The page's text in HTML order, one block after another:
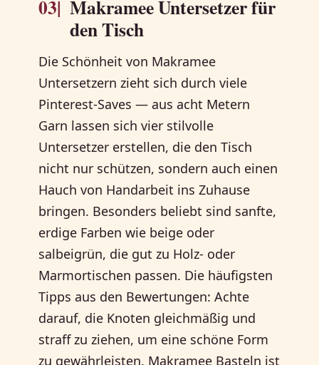
03| Makramee Untersetzer für
den Tisch
Die Schönheit von Makramee
Untersetzern zieht sich durch viele
Pinterest-Saves — aus acht Metern
Garn lassen sich vier stilvolle
Untersetzer erstellen, die den Tisch
nicht nur schützen, sondern auch einen
Hauch von Handarbeit ins Zuhause
bringen. Besonders beliebt sind sanfte,
erdige Farben wie beige oder
salbeigrün, die gut zu Holz- oder
Marmortischen passen. Die häufigsten
Tipps aus den Bewertungen: Achte
darauf, die Knoten gleichmäßig und
straff zu ziehen, um eine schöne Form
zu gewährleisten. Makramee Basteln ist